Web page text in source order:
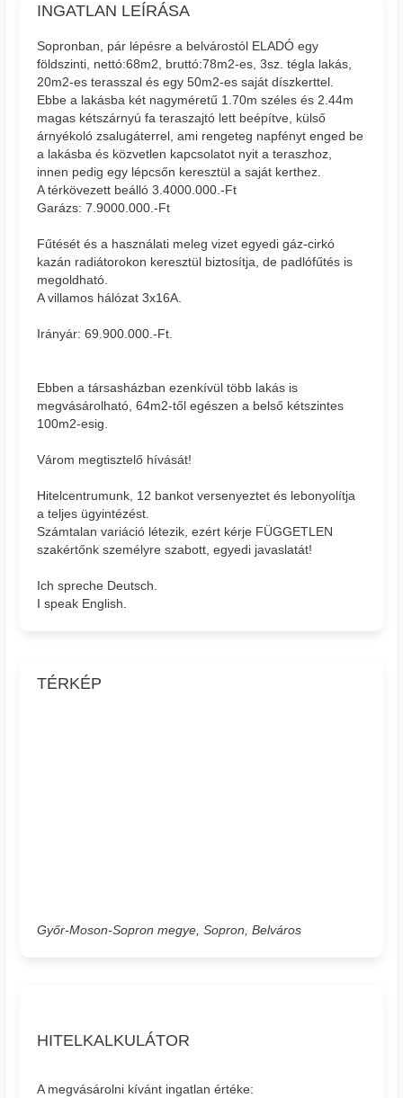
INGATLAN LEÍRÁSA
Sopronban, pár lépésre a belvárostól ELADÓ egy
földszinti, nettó:68m2, bruttó:78m2-es, 3sz. tégla lakás,
20m2-es terasszal és egy 50m2-es saját díszkerttel.
Ebbe a lakásba két nagyméretű 1.70m széles és 2.44m
magas kétszárnyú fa teraszajtó lett beépítve, külső
árnyékoló zsalugáterrel, ami rengeteg napfényt enged be
a lakásba és közvetlen kapcsolatot nyit a teraszhoz,
innen pedig egy lépcsőn keresztül a saját kerthez.
A térkövezett beálló 3.4000.000.-Ft
Garázs: 7.9000.000.-Ft
Fűtését és a használati meleg vizet egyedi gáz-cirkó
kazán radiátorokon keresztül biztosítja, de padlófűtés is
megoldható.
A villamos hálózat 3x16A.
Irányár: 69.900.000.-Ft.
Ebben a társasházban ezenkívül több lakás is
megvásárolható, 64m2-től egészen a belső kétszintes
100m2-esig.
Várom megtisztelő hívását!
Hitelcentrumunk, 12 bankot versenyeztet és lebonyolítja
a teljes ügyintézést.
Számtalan variáció létezik, ezért kérje FÜGGETLEN
szakértőnk személyre szabott, egyedi javaslatát!
Ich spreche Deutsch.
I speak English.
TÉRKÉP
Győr-Moson-Sopron megye, Sopron, Belváros
HITELKALKULÁTOR
A megvásárolni kívánt ingatlan értéke: